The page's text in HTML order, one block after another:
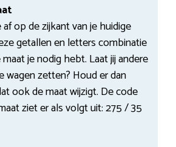
op de zijkant van je huidige
getallen en letters combinatie
je nodig hebt. Laat jij andere
wagen zetten? Houd er dan
ook de maat wijzigt. De code
ziet er als volgt uit: 275 / 35